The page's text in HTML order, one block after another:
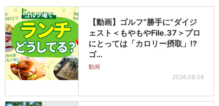
【動画】ゴルフ“勝手に”ダイジ
ェスト＜もやもやFile.37＞プロ
にとっては「カロリー摂取」!?
ゴ…
動画
2026.08.08